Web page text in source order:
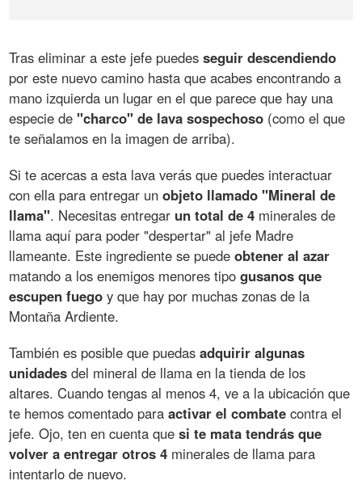
Tras eliminar a este jefe puedesseguir descendiendo
por este nuevo camino hasta que acabes encontrando a
mano izquierda un lugar en el que parece que hay una
especie de"charco" de lava sospechoso (como el que
te señalamos en la imagen de arriba).
Si te acercas a esta lava verás que puedes interactuar
con ella para entregar unobjeto llamado "Mineral de
llama". Necesitas entregar un total de 4 minerales de
llama aquí para poder "despertar" al jefe Madre
llameante. Este ingrediente se puedeobtener al azar
matando a los enemigos menores tipogusanos que
escupen fuego y que hay por muchas zonas de la
Montaña Ardiente.
También es posible que puedasadquirir algunas
unidades del mineral de llama en la tienda de los
altares. Cuando tengas al menos 4, ve a la ubicación que
te hemos comentado paraactivar el combate contra el
jefe. Ojo, ten en cuenta quesi te mata tendrás que
volver a entregar otros 4 minerales de llama para
intentarlo de nuevo.